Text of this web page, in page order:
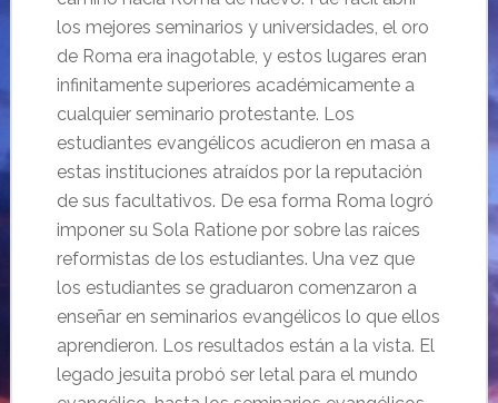
los mejores seminarios y universidades, el oro
de Roma era inagotable, y estos lugares eran
infinitamente superiores académicamente a
cualquier seminario protestante. Los
estudiantes evangélicos acudieron en masa a
estas instituciones atraídos por la reputación
de sus facultativos. De esa forma Roma logró
imponer su Sola Ratione por sobre las raíces
reformistas de los estudiantes. Una vez que
los estudiantes se graduaron comenzaron a
enseñar en seminarios evangélicos lo que ellos
aprendieron. Los resultados están a la vista. El
legado jesuita probó ser letal para el mundo